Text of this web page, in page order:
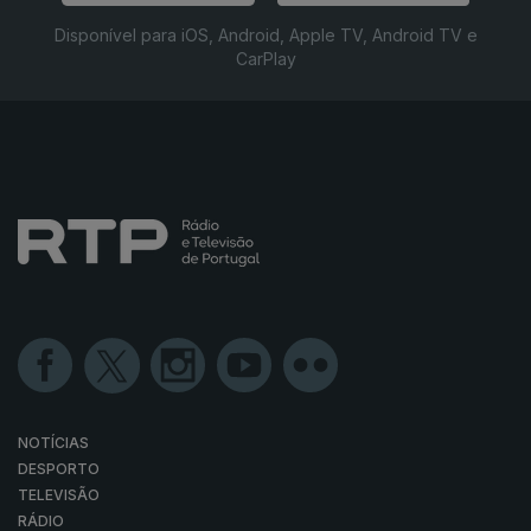
Disponível para iOS, Android, Apple TV, Android TV e
CarPlay
NOTÍCIAS
DESPORTO
TELEVISÃO
RÁDIO